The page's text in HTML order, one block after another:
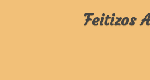
Feitizos